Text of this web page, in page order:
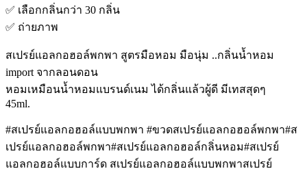
✅️ เลือกกลิ่นกว่า 30 กลิ่น
✅️ ถ่ายภาพ
สเปรย์แอลกอฮอล์พกพา สูตรมือหอม มือนุ่ม ..กลิ่นน้ำหอม
import จากลอนดอน
หอมเหมือนน้ำหอมแบรนด์เนม ได้กลิ่นแล้วผู้ดี มีเทสสุดๆ
45ml.
#สเปรย์แอลกอฮอล์แบบพกพา #ขวดสเปรย์แอลกอฮอล์พกพา#ส
เปรย์แอลกอฮอล์พกพา#สเปรย์แอลกอฮอล์กลิ่นหอม#สเปรย์
แอลกอฮอล์แบบการ์ด สเปรย์แอลกอฮอล์แบบพกพาสเปรย์